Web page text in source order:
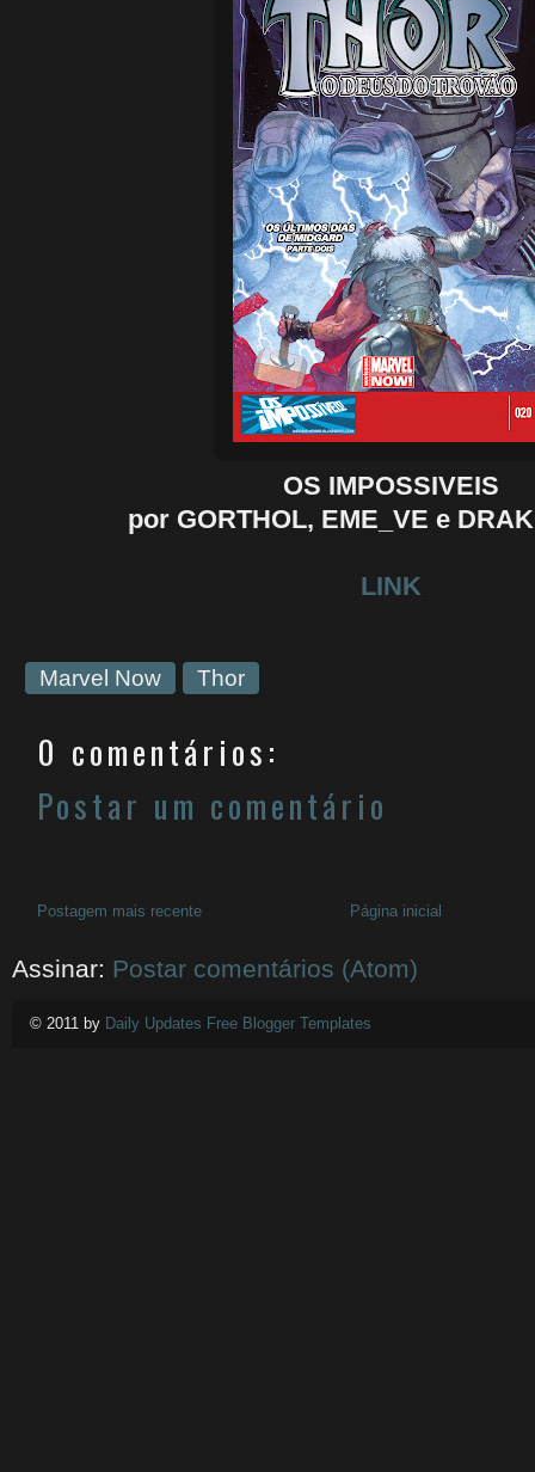
OS IMPOSSIVEIS
por GORTHOL, EME_VE e
LINK
Marvel Now Thor
0 comentários:
Postar um comentário
Postagem mais recente Página inicial
Assinar: Postar comentários (Atom)
© 2011 by Daily Updates Free Blogger Templates